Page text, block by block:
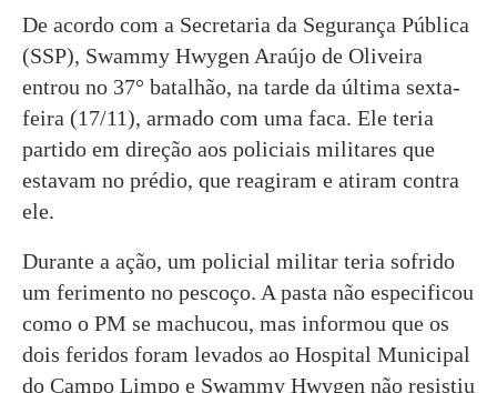
De acordo com a Secretaria da Segurança Pública
(SSP), Swammy Hwygen Araújo de Oliveira
entrou no 37° batalhão, na tarde da última sexta-
feira (17/11), armado com uma faca. Ele teria
partido em direção aos policiais militares que
estavam no prédio, que reagiram e atiram contra
ele.
Durante a ação, um policial militar teria sofrido
um ferimento no pescoço. A pasta não especificou
como o PM se machucou, mas informou que os
dois feridos foram levados ao Hospital Municipal
do Campo Limpo e Swammy Hwygen não resistiu